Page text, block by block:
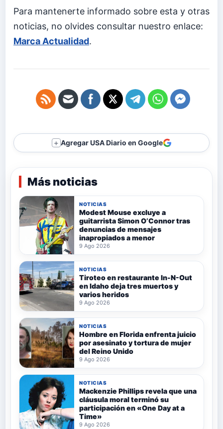
Para mantenerte informado sobre esta y otras
noticias, no olvides consultar nuestro enlace:
Marca Actualidad.
＋ Agregar USA Diario en Google
Más noticias
NOTICIAS
Modest Mouse excluye a
guitarrista Simon O’Connor tras
denuncias de mensajes
inapropiados a menor
9 Ago 2026
NOTICIAS
Tiroteo en restaurante In-N-Out
en Idaho deja tres muertos y
varios heridos
9 Ago 2026
NOTICIAS
Hombre en Florida enfrenta juicio
por asesinato y tortura de mujer
del Reino Unido
9 Ago 2026
NOTICIAS
Mackenzie Phillips revela que una
cláusula moral terminó su
participación en «One Day at a
Time»
9 Ago 2026